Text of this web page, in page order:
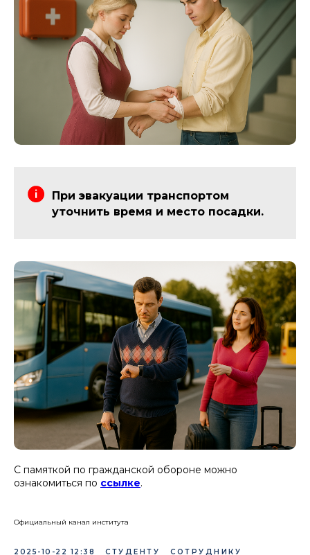
При эвакуации транспортом
уточнить время и место посадки.
С памяткой по гражданской обороне можно
ознакомиться по ссылке.
Официальный канал института
2025-10-22 12:38 СТУДЕНТУ СОТРУДНИКУ